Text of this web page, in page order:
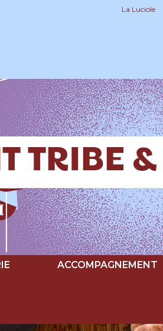
La Luciole
TRIBE &
ACCOMPAGNEMENT